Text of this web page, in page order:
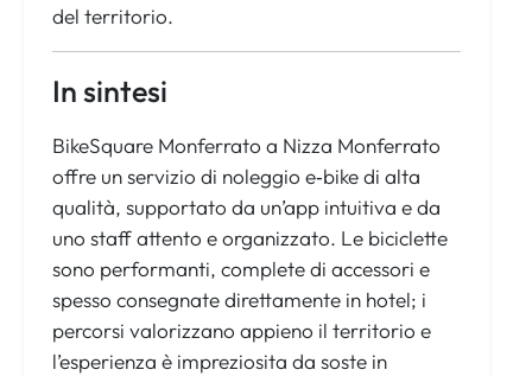
del territorio.
In sintesi
BikeSquare Monferrato a Nizza Monferrato
offre un servizio di noleggio e‑bike di alta
qualità, supportato da un’app intuitiva e da
uno staff attento e organizzato. Le biciclette
sono performanti, complete di accessori e
spesso consegnate direttamente in hotel; i
percorsi valorizzano appieno il territorio e
l’esperienza è impreziosita da soste in